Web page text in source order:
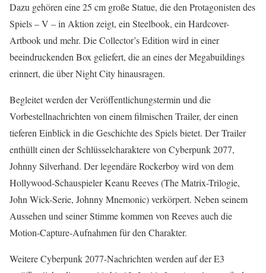
Dazu gehören eine 25 cm große Statue, die den Protagonisten des
Spiels – V – in Aktion zeigt, ein Steelbook, ein Hardcover-
Artbook und mehr. Die Collector’s Edition wird in einer
beeindruckenden Box geliefert, die an eines der Megabuildings
erinnert, die über Night City hinausragen.
Begleitet werden der Veröffentlichungstermin und die
Vorbestellnachrichten von einem filmischen Trailer, der einen
tieferen Einblick in die Geschichte des Spiels bietet. Der Trailer
enthüllt einen der Schlüsselcharaktere von Cyberpunk 2077,
Johnny Silverhand. Der legendäre Rockerboy wird von dem
Hollywood-Schauspieler Keanu Reeves (The Matrix-Trilogie,
John Wick-Serie, Johnny Mnemonic) verkörpert. Neben seinem
Aussehen und seiner Stimme kommen von Reeves auch die
Motion-Capture-Aufnahmen für den Charakter.
Weitere Cyberpunk 2077-Nachrichten werden auf der E3